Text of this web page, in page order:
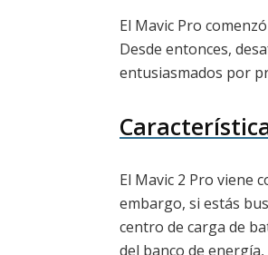
El Mavic Pro
Desde entonces,
entusiasmados por
El Mavic 2 Pro viene
embargo, si estás
centro de carga de
del banco de